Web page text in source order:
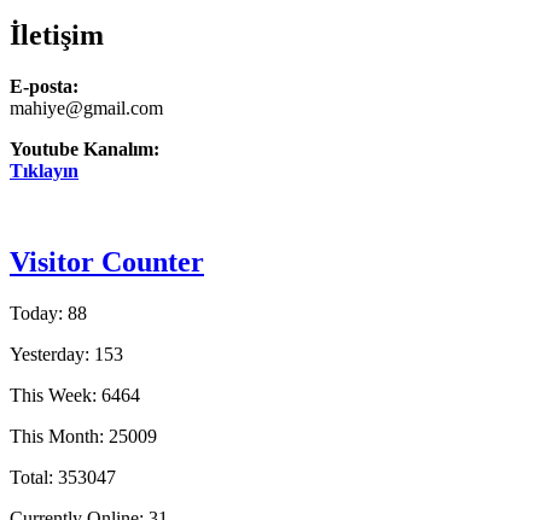
İletişim
E-posta:
mahiye@gmail.com
Youtube Kanalım:
Tıklayın
Visitor Counter
Today: 88
Yesterday: 153
This Week: 6464
This Month: 25009
Total: 353047